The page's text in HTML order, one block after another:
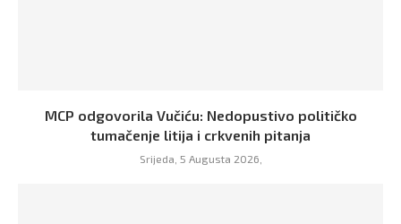
MCP odgovorila Vučiću: Nedopustivo političko
tumačenje litija i crkvenih pitanja
Srijeda, 5 Augusta 2026,